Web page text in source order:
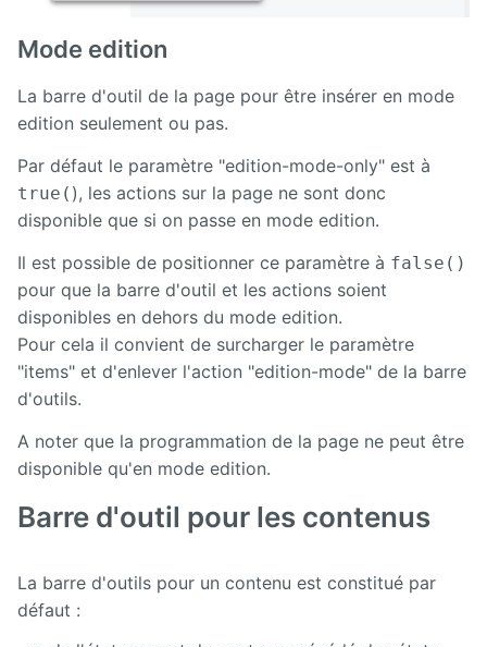
Mode edition
La barre d'outil de la page pour être insérer en mode
edition seulement ou pas.
Par défaut le paramètre "edition-mode-only" est à
true( ), les actions sur la page ne sont donc
disponible que si on passe en mode edition.
Il est possible de positionner ce paramètre à false()
pour que la barre d'outil et les actions soient
disponibles en dehors du mode edition.
Pour cela il convient de surcharger le paramètre
"items" et d'enlever l'action "edition-mode" de la barre
d'outils.
A noter que la programmation de la page ne peut être
disponible qu'en mode edition.
Barre d'outil pour les contenus
La barre d'outils pour un contenu est constitué par
défaut :